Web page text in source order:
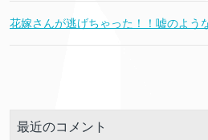
花嫁さんが逃げちゃった！！嘘のよう
最近のコメント